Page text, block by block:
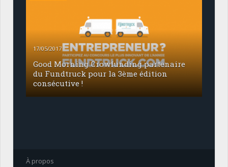
17/05/2017
Good Morning Crowfunding partenaire
du Fundtruck pour la 3ème édition
consécutive !
À propos